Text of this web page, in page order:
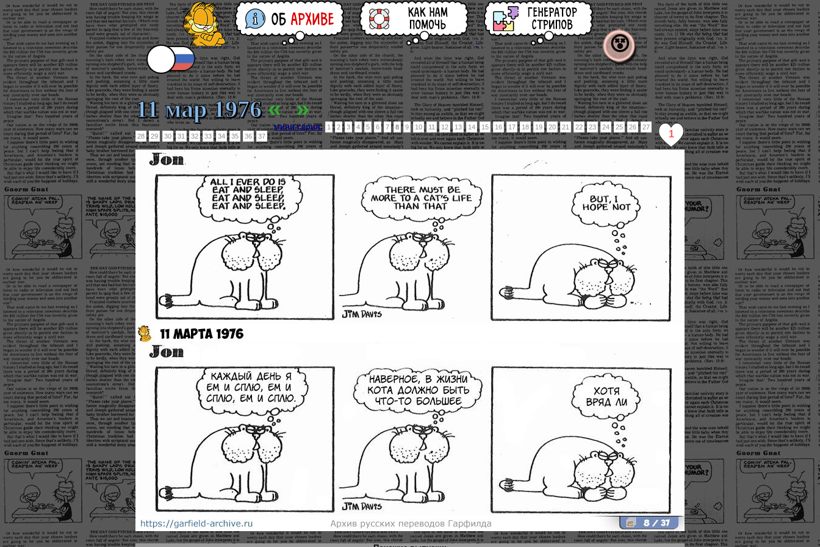
😵
«
11 мар 1976 »
1
мини-серия: 1 2 3 4 5 6 7 8 9 10 11 12 13 14 15 16 17 18 19 20 21 22 23 24 25 26
27
28
29 30 31 32 33 34 35 36 37